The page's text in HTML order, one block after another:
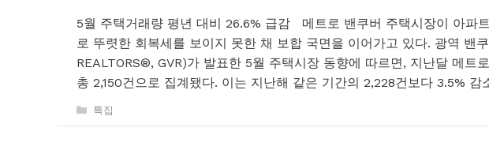
5월 주택거래량 평년 대비 26.6% 급감 메트로 밴쿠버 주택시장이 아파
로 뚜렷한 회복세를 보이지 못한 채 보합 국면을 이어가고 있다. 광역 밴
REALTORS®, GVR)가 발표한 5월 주택시장 동향에 따르면, 지난달 메트
총 2,150건으로 집계됐다. 이는 지난해 같은 기간의 2,228건보다 3.5%
카
테
특집